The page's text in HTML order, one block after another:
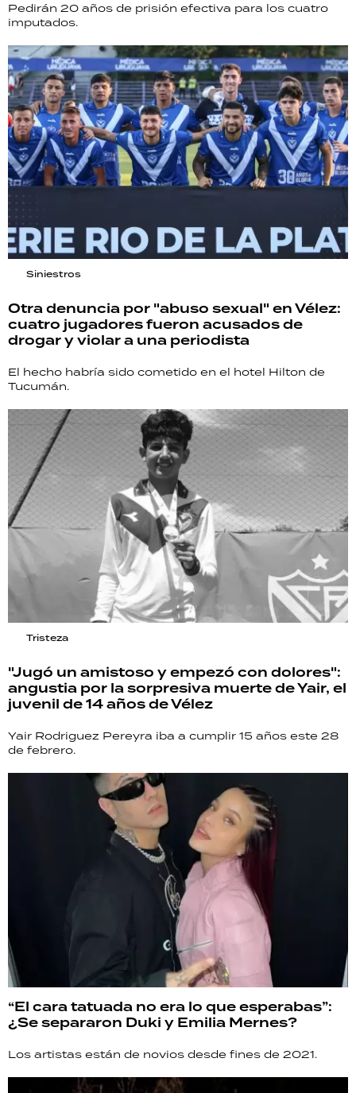
Pedirán 20 años de prisión efectiva para los cuatro
imputados.
Siniestros
Otra denuncia por "abuso sexual" en Vélez:
cuatro jugadores fueron acusados de
drogar y violar a una periodista
El hecho habría sido cometido en el hotel Hilton de
Tucumán.
Tristeza
"Jugó un amistoso y empezó con dolores":
angustia por la sorpresiva muerte de Yair, el
juvenil de 14 años de Vélez
Yair Rodriguez Pereyra iba a cumplir 15 años este 28
de febrero.
“El cara tatuada no era lo que esperabas”:
¿Se separaron Duki y Emilia Mernes?
Los artistas están de novios desde fines de 2021.